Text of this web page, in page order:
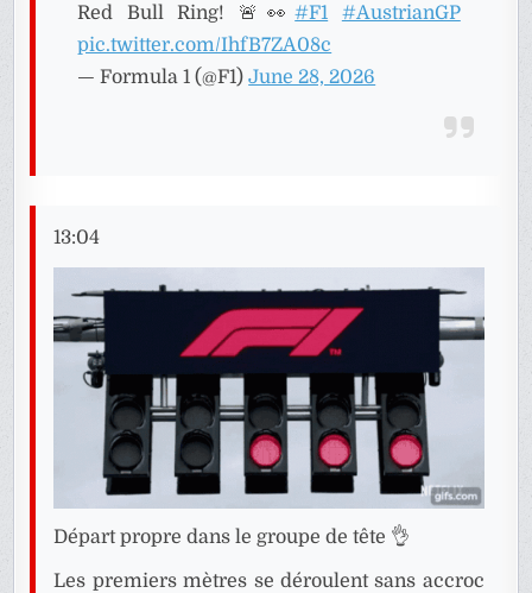
Red Bull Ring! 🚨👀#F1
#AustrianGP
pic.twitter.com/IhfB7ZA08c
— Formula 1 (@F1)June 28, 2026
13:04
Départ propre dans le groupe de tête 👌
Les premiers mètres se déroulent sans accroc